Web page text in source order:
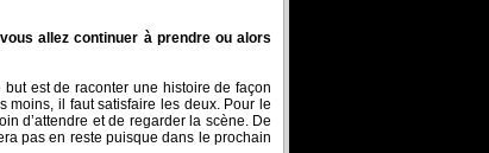
allez continuer à prendre ou alors
but est de raconter une histoire de façon
moins, il faut satisfaire les deux. Pour le
d’attendre et de regarder la scène. De
pas en reste puisque dans le prochain